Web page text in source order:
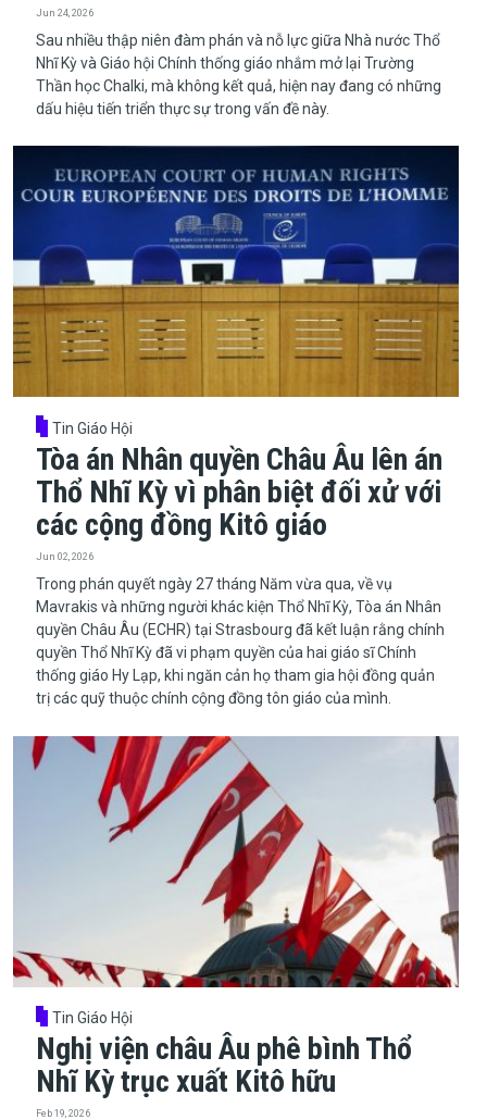
Jun 24, 2026
​​​​​​​Sau nhiều thập niên đàm phán và nỗ lực giữa Nhà nước Thổ
Nhĩ Kỳ và Giáo hội Chính thống giáo nhắm mở lại Trường
Thần học Chalki, mà không kết quả, hiện nay đang có những
dấu hiệu tiến triển thực sự trong vấn đề này.
Tin Giáo Hội
Tòa án Nhân quyền Châu Âu lên án
Thổ Nhĩ Kỳ vì phân biệt đối xử với
các cộng đồng Kitô giáo
Jun 02, 2026
Trong phán quyết ngày 27 tháng Năm vừa qua, về vụ
Mavrakis và những người khác kiện Thổ Nhĩ Kỳ, Tòa án Nhân
quyền Châu Âu (ECHR) tại Strasbourg đã kết luận rằng chính
quyền Thổ Nhĩ Kỳ đã vi phạm quyền của hai giáo sĩ Chính
thống giáo Hy Lạp, khi ngăn cản họ tham gia hội đồng quản
trị các quỹ thuộc chính cộng đồng tôn giáo của mình.
Tin Giáo Hội
Nghị viện châu Âu phê bình Thổ
Nhĩ Kỳ trục xuất Kitô hữu
Feb 19, 2026